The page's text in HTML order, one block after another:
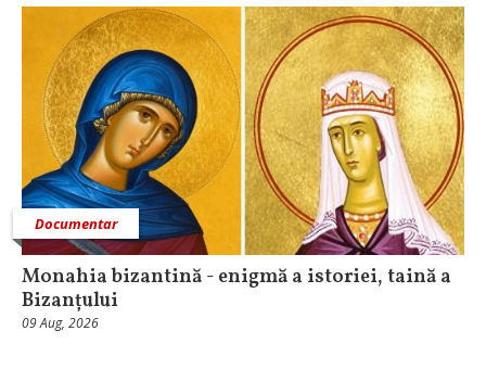
Documentar
Monahia bizantină - enigmă a istoriei, taină a
Bizanțului
09 Aug, 2026